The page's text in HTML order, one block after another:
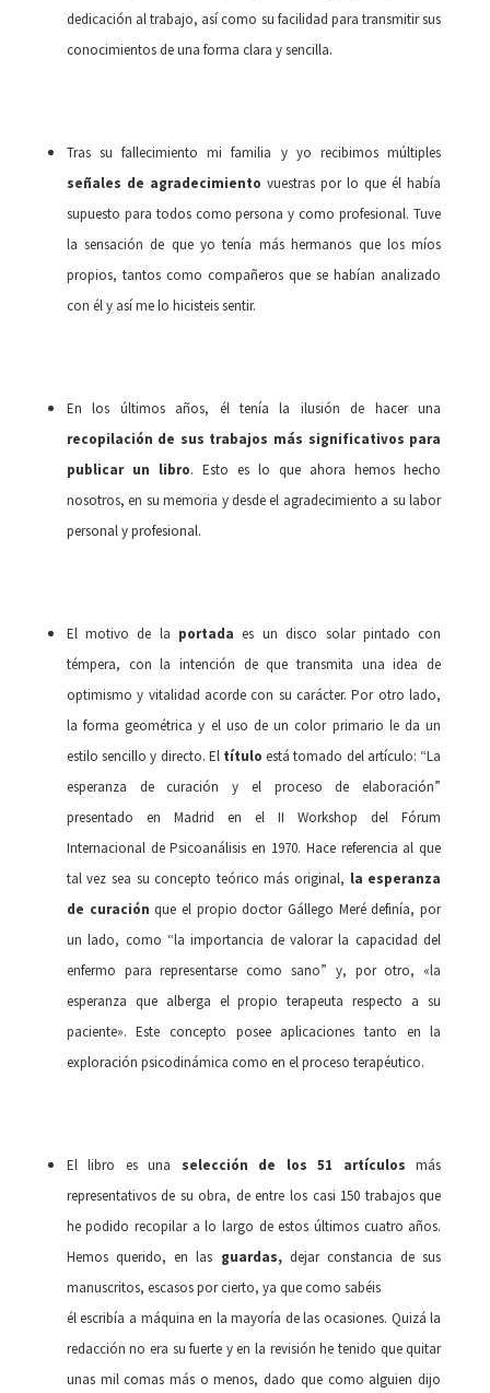
dedicación al trabajo, así como su facilidad para transmitir sus
conocimientos de una forma clara y sencilla.
Tras su fallecimiento mi familia y yo recibimos múltiples
señales de agradecimiento vuestras por lo que él había
supuesto para todos como persona y como profesional. Tuve
la sensación de que yo tenía más hermanos que los míos
propios, tantos como compañeros que se habían analizado
con él y así me lo hicisteis sentir.
En los últimos años, él tenía la ilusión de hacer una
recopilación de sus trabajos más significativos para
publicar un libro. Esto es lo que ahora hemos hecho
nosotros, en su memoria y desde el agradecimiento a su labor
personal y profesional.
El motivo de la portada es un disco solar pintado con
témpera, con la intención de que transmita una idea de
optimismo y vitalidad acorde con su carácter. Por otro lado,
la forma geométrica y el uso de un color primario le da un
estilo sencillo y directo. El títuloestá tomado del artículo: “La
esperanza de curación y el proceso de elaboración”
presentado en Madrid en el II Workshop del Fórum
Internacional de Psicoanálisis en 1970. Hace referencia al que
tal vez sea su concepto teórico más original, la esperanza
de curación que el propio doctor Gállego Meré definía, por
un lado, como “la importancia de valorar la capacidad del
enfermo para representarse como sano” y, por otro, «la
esperanza que alberga el propio terapeuta respecto a su
paciente». Este concepto posee aplicaciones tanto en la
exploración psicodinámica como en el proceso terapéutico.
El libro es una selección de los 51 artículos más
representativos de su obra, de entre los casi 150 trabajos que
he podido recopilar a lo largo de estos últimos cuatro años.
Hemos querido, en las guardas,dejar constancia de sus
manuscritos, escasos por cierto, ya que como sabéis
él escribía a máquina en la mayoría de las ocasiones. Quizá la
redacción no era su fuerte y en la revisión he tenido que quitar
unas mil comas más o menos, dado que como alguien dijo